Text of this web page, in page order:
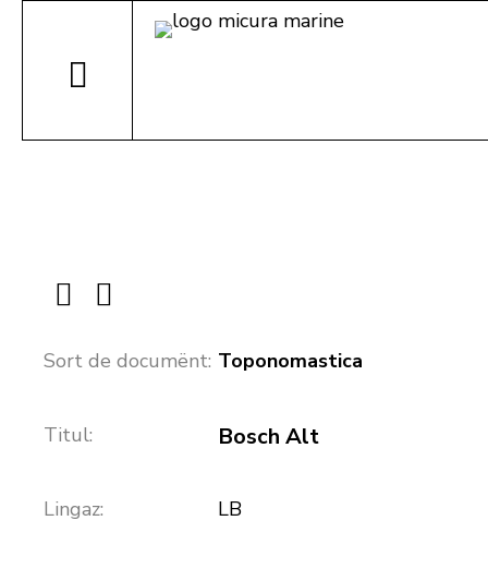
Sort de documënt: Toponomastica
Titul: Bosch Alt
Lingaz: LB